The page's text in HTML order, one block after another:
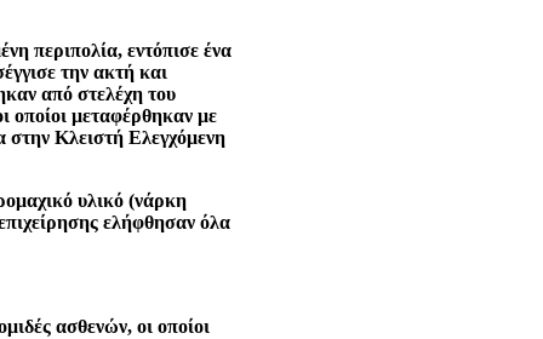
περιπολία, εντόπισε ένα
την ακτή και
από στελέχη του
μεταφέρθηκαν με
Κλειστή Ελεγχόμενη
υλικό (νάρκη
ελήφθησαν όλα
ασθενών, οι οποίοι